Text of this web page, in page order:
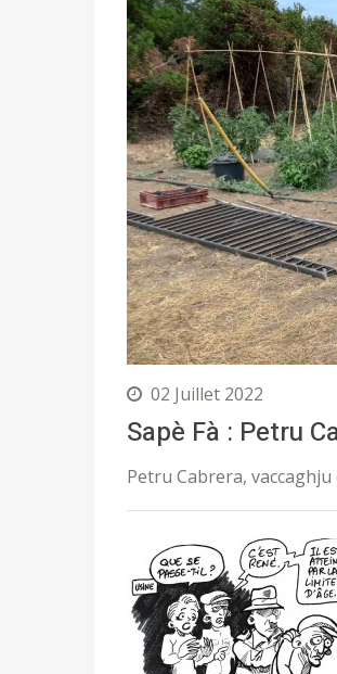
02 Juillet 2022
Sapè Fà : Petru
Petru Cabrera,